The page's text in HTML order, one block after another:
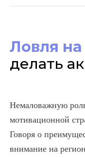
Ловля
делать
Немаловажную
мотивационной
Говоря о
внимание на